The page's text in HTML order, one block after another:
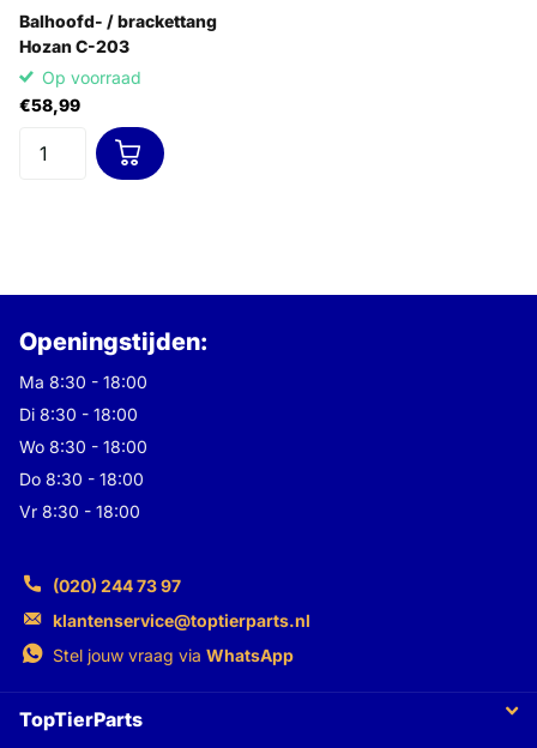
Balhoofd- / brackettang
Hozan C-203
Op voorraad
€58,99
Openingstijden:
Ma 8:30 - 18:00
Di 8:30 - 18:00
Wo 8:30 - 18:00
Do 8:30 - 18:00
Vr 8:30 - 18:00
(020) 244 73 97
klantenservice@toptierparts.nl
Stel jouw vraag via WhatsApp
TopTierParts